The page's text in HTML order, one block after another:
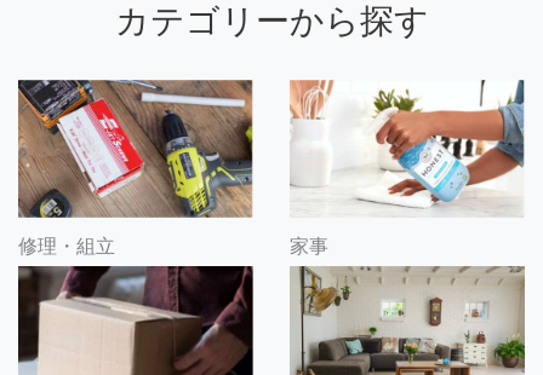
カテゴリーから探す
修理・組立 家事